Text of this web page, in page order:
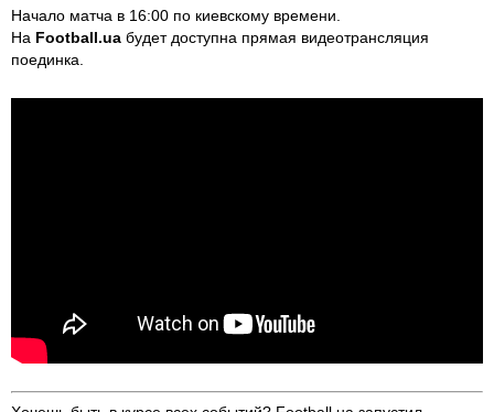
Начало матча в 16:00 по киевскому времени.
На Football.ua будет доступна прямая видеотрансляция
поединка.